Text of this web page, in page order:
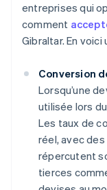
entreprises qui
comment
Gibraltar. En voici
Conversion
Lorsqu’une
utilisée lors
Les taux de
réel, avec des
répercutent
tierces